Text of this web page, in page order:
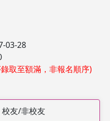
03-28
取至額滿，非報名順序)
校友/非校友